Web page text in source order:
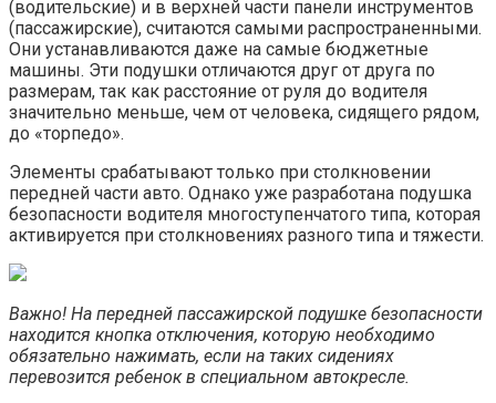
(водительские) и в верхней части панели инструментов
(пассажирские), считаются самыми распространенными.
Они устанавливаются даже на самые бюджетные
машины. Эти подушки отличаются друг от друга по
размерам, так как расстояние от руля до водителя
значительно меньше, чем от человека, сидящего рядом,
до «торпедо».
Элементы срабатывают только при столкновении
передней части авто. Однако уже разработана подушка
безопасности водителя многоступенчатого типа, которая
активируется при столкновениях разного типа и тяжести.
Важно! На передней пассажирской подушке безопасности
находится кнопка отключения, которую необходимо
обязательно нажимать, если на таких сидениях
перевозится ребенок в специальном автокресле.